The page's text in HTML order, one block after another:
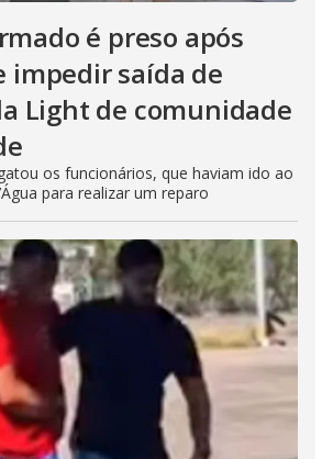
é preso após
impedir saída de
Light de comunidade
os funcionários, que haviam ido ao
para realizar um reparo